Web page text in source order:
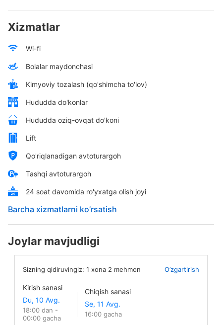
Xizmatlar
Wi-fi
Bolalar maydonchasi
Kimyoviy tozalash (qo'shimcha to'lov)
Hududda do'konlar
Hududda oziq-ovqat do'koni
Lift
Qo'riqlanadigan avtoturargoh
Tashqi avtoturargoh
24 soat davomida ro'yxatga olish joyi
Barcha xizmatlarni ko’rsatish
Joylar mavjudligi
Sizning qidiruvingiz: 1 xona 2 mehmon O’zgartirish
Kirish sanasi
18:00 dan -
00:00 gacha
Chiqish sanasi
16:00 gacha